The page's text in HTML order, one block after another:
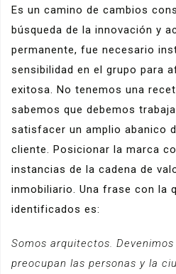
Es un camino de cambios
búsqueda de la innovación y
permanente, fue necesario
sensibilidad en el grupo para
exitosa. No tenemos una
sabemos que debemos
satisfacer un amplio abanico
cliente. Posicionar la marca
instancias de la cadena de
inmobiliario. Una frase con la
identificados es:
Somos arquitectos.
preocupan las personas y la